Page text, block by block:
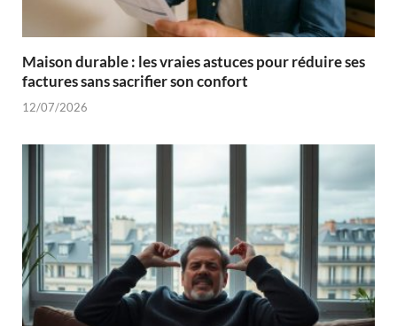
Maison durable : les vraies astuces pour réduire ses
factures sans sacrifier son confort
12/07/2026